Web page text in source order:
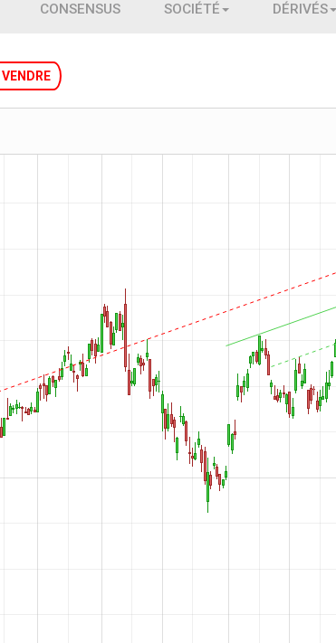
CONSENSUS SOCIÉTÉ DÉRIVÉS
VENDRE